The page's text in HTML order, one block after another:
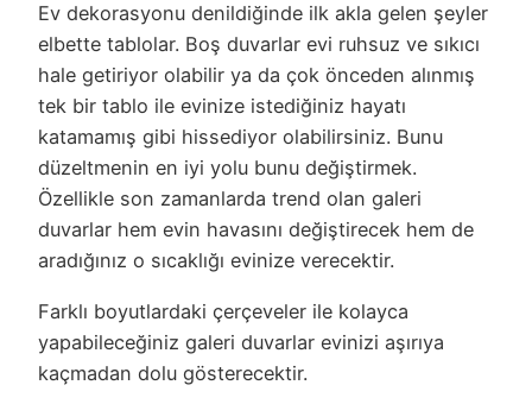
Ev dekorasyonu denildiğinde ilk akla gelen şeyler
elbette tablolar. Boş duvarlar evi ruhsuz ve sıkıcı
hale getiriyor olabilir ya da çok önceden alınmış
tek bir tablo ile evinize istediğiniz hayatı
katamamış gibi hissediyor olabilirsiniz. Bunu
düzeltmenin en iyi yolu bunu değiştirmek.
Özellikle son zamanlarda trend olan galeri
duvarlar hem evin havasını değiştirecek hem de
aradığınız o sıcaklığı evinize verecektir.
Farklı boyutlardaki çerçeveler ile kolayca
yapabileceğiniz galeri duvarlar evinizi aşırıya
kaçmadan dolu gösterecektir.